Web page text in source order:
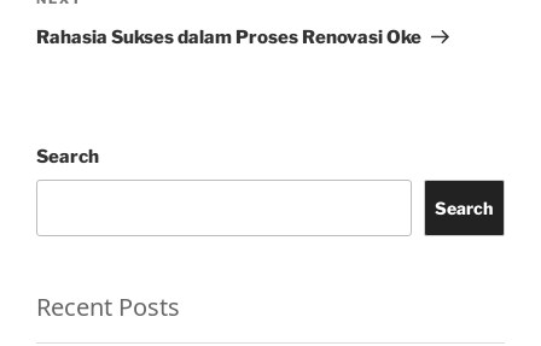
Post
Rahasia Sukses dalam Proses Renovasi Oke
Search
Search
Recent Posts